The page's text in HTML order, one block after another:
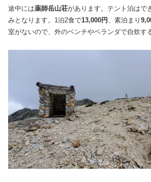
途中には薬師岳山荘があります。テント泊はで
みとなります。1泊2食で13,000円 、素泊まり
室がないので、外のベンチやベランダで自炊す